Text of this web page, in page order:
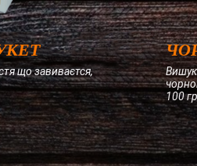
що завиваєтся,
100